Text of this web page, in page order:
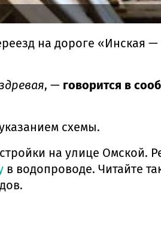
на дороге «Инская
, — говорится в
схемы.
на улице Омской.
в водопроводе. Читайте